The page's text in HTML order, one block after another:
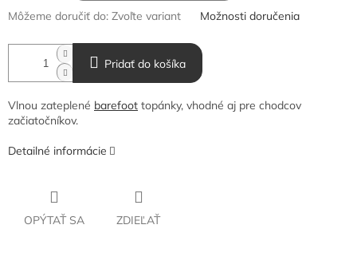
Môžeme doručiť do: Zvoľte variant Možnosti doručenia
Pridať do košíka
Vlnou zateplené barefoot topánky, vhodné aj pre chodcov
začiatočníkov.
Detailné informácie
OPÝTAŤ SA ZDIEĽAŤ